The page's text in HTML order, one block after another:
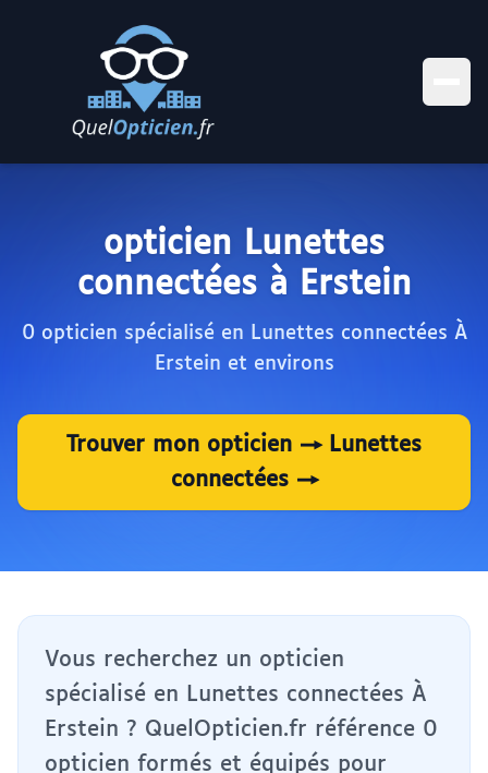
opticien Lunettes
connectées à Erstein
0 opticien spécialisé en Lunettes connectées À
Erstein et environs
Trouver mon opticien → Lunettes
connectées →
Vous recherchez un opticien
spécialisé en Lunettes connectées À
Erstein ? QuelOpticien.fr référence 0
opticien formés et équipés pour